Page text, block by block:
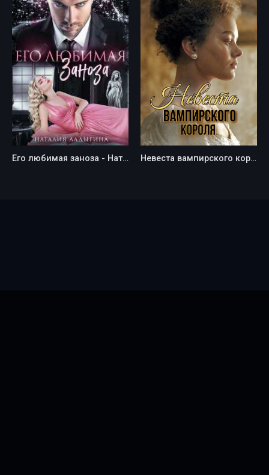
Его любимая заноза - Наталия Ладыгина Невеста вампирского короля - Анна Кривенко